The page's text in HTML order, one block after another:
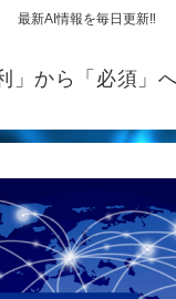
最新AI情報を毎日更新‼
」から「必須」